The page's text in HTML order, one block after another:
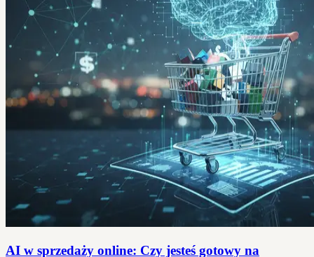
AI w sprzedaży online: Czy jesteś gotowy na